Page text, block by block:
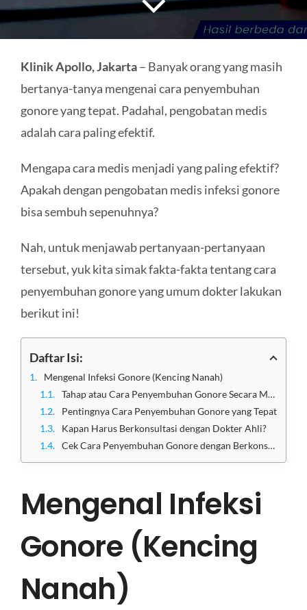
Klinik Apollo, Jakarta– Banyak orang yang masih
bertanya-tanya mengenai cara penyembuhan
gonore yang tepat. Padahal, pengobatan medis
adalah cara paling efektif.
Mengapa cara medis menjadi yang paling efektif?
Apakah dengan pengobatan medis infeksi gonore
bisa sembuh sepenuhnya?
Nah, untuk menjawab pertanyaan-pertanyaan
tersebut, yuk kita simak fakta-fakta tentang cara
penyembuhan gonore yang umum dokter lakukan
berikut ini!
Daftar Isi:
Mengenal Infeksi Gonore (Kencing Nanah)
Tahap atau Cara Penyembuhan Gonore Secara Medis
Pentingnya Cara Penyembuhan Gonore yang Tepat
Kapan Harus Berkonsultasi dengan Dokter Ahli?
Cek Cara Penyembuhan Gonore dengan Berkonsultasi di Klinik Apollo Jakarta
Mengenal Infeksi
Gonore (Kencing
Nanah)